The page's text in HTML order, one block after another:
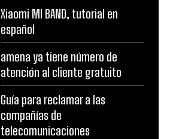
Xiaomi MI BAND, tutorial en
español
amena ya tiene número de
atención al cliente gratuito
Guía para reclamar a las
compañías de
telecomunicaciones